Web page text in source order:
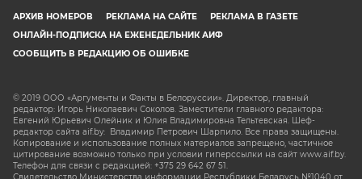
АРХИВ НОМЕРОВ РЕКЛАМА НА САЙТЕ
РЕКЛАМА В ГАЗЕТЕ
ОНЛАЙН-ПОДПИСКА НА ЕЖЕНЕДЕЛЬНИК АИФ
СООБЩИТЬ В РЕДАКЦИЮ ОБ ОШИБКЕ
© 2019 ООО «Аргументы и Факты в Белоруссии». Директор, главный
редактор: Игорь Николаевич Соколов. Заместители главного редактора:
Евгений Юрьевич Олейник и Юлия Владимировна Тельтевская. Шеф-
редактор сайта aif.by: Владимир Петрович Шарпило. Все права защищены.
Копирование и использование полных материалов запрещено, частичное
цитирование возможно только при условии гиперссылки на сайт www.aif.by.
Телефон для связи с редакцией: +375 29 642 67 51.
Свидетельство Министерства информации Республики Беларусь №1040 от